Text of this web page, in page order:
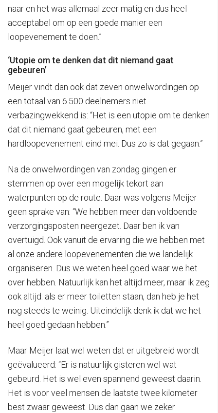
naar en het was allemaal zeer matig en dus heel
acceptabel om op een goede manier een
loopevenement te doen.”
‘Utopie om te denken dat dit niemand gaat
gebeuren’
Meijer vindt dan ook dat zeven onwelwordingen op
een totaal van 6.500 deelnemers niet
verbazingwekkend is: “Het is een utopie om te denken
dat dit niemand gaat gebeuren, met een
hardloopevenement eind mei. Dus zo is dat gegaan.”
Na de onwelwordingen van zondag gingen er
stemmen op over een mogelijk tekort aan
waterpunten op de route. Daar was volgens Meijer
geen sprake van: “We hebben meer dan voldoende
verzorgingsposten neergezet. Daar ben ik van
overtuigd. Ook vanuit de ervaring die we hebben met
al onze andere loopevenementen die we landelijk
organiseren. Dus we weten heel goed waar we het
over hebben. Natuurlijk kan het altijd meer, maar ik zeg
ook altijd: als er meer toiletten staan, dan heb je het
nog steeds te weinig. Uiteindelijk denk ik dat we het
heel goed gedaan hebben.”
Maar Meijer laat wel weten dat er uitgebreid wordt
geëvalueerd: “Er is natuurlijk gisteren wel wat
gebeurd. Het is wel even spannend geweest daarin.
Het is voor veel mensen de laatste twee kilometer
best zwaar geweest. Dus dan gaan we zeker